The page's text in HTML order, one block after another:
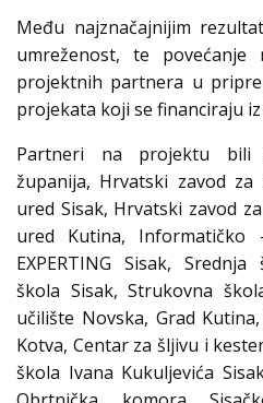
Među najznačajnijim
umreženost, te
projektnih partnera u
projekata koji se financiraju
Partneri na projektu bili
županija, Hrvatski zavod za
ured Sisak, Hrvatski zavod
ured Kutina, Informatičko
EXPERTING Sisak,
škola Sisak, Strukovna
učilište Novska, Grad
Kotva, Centar za šljivu i
škola Ivana Kukuljevića